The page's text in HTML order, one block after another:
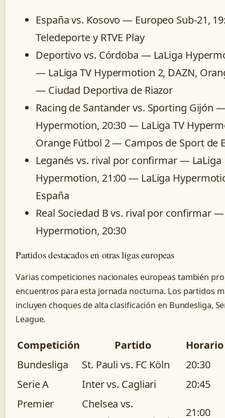
España vs. Kosovo — Europeo Sub-21,
Teledeporte y RTVE Play
Deportivo vs. Córdoba — LaLiga
— LaLiga TV Hypermotion 2, DAZN,
— Ciudad Deportiva de Riazor
Racing de Santander vs. Sporting Gijón
Hypermotion, 20:30 — LaLiga TV
Orange Fútbol 2 — Campos de Sport de
Leganés vs. rival por confirmar — LaLiga
Hypermotion, 21:00 — LaLiga
España
Real Sociedad B vs. rival por confirmar
Hypermotion, 20:30
Partidos destacados en otras ligas europeas
Varias competiciones nacionales europeas también
encuentros para esta jornada nocturna. Los partidos
incluyen choques de alta clasificación en Bundesliga,
League.
Competición Partido
Horario
Bundesliga
St. Pauli vs. FC Köln
20:30
Serie A
Inter vs. Cagliari
20:45
Premier
Chelsea vs.
21:00